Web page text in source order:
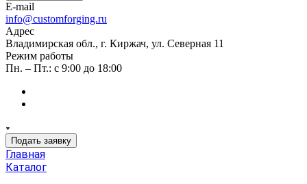
E-mail
info@customforging.ru
Адрес
Владимирская обл., г. Киржач, ул. Северная 11
Режим работы
Пн. – Пт.: с 9:00 до 18:00
Подать заявку
Главная
Каталог